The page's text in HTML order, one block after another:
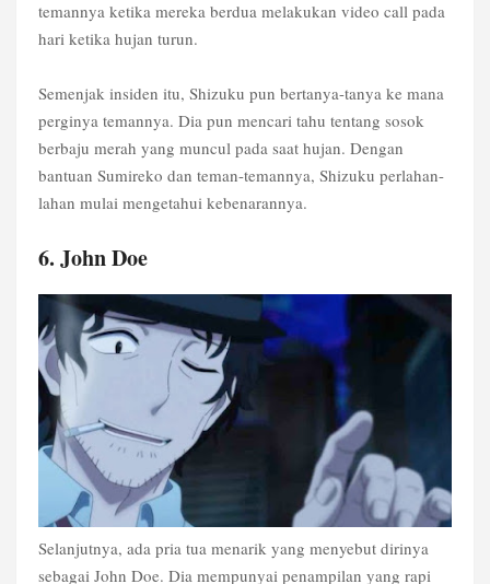
temannya ketika mereka berdua melakukan video call pada
hari ketika hujan turun.
Semenjak insiden itu, Shizuku pun bertanya-tanya ke mana
perginya temannya. Dia pun mencari tahu tentang sosok
berbaju merah yang muncul pada saat hujan. Dengan
bantuan Sumireko dan teman-temannya, Shizuku perlahan-
lahan mulai mengetahui kebenarannya.
6. John Doe
Selanjutnya, ada pria tua menarik yang menyebut dirinya
sebagai John Doe. Dia mempunyai penampilan yang rapi